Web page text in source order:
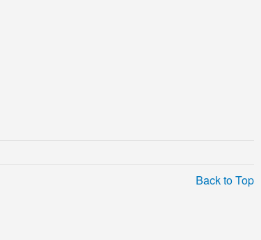
Back to Top